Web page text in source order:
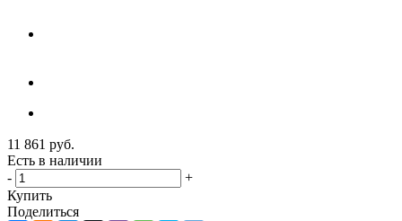
11 861 руб.
Есть в наличии
-
+
Купить
Поделиться